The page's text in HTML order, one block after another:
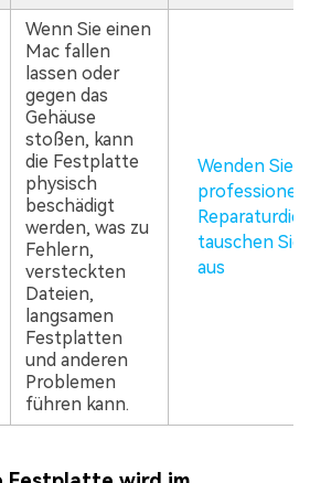
Wenn Sie einen
Mac fallen
lassen oder
gegen das
Gehäuse
stoßen, kann
die Festplatte
physisch
beschädigt
werden, was zu
Fehlern,
versteckten
Dateien,
langsamen
Festplatten
und anderen
Problemen
führen kann.
Wenden Sie
tauschen Sie
aus